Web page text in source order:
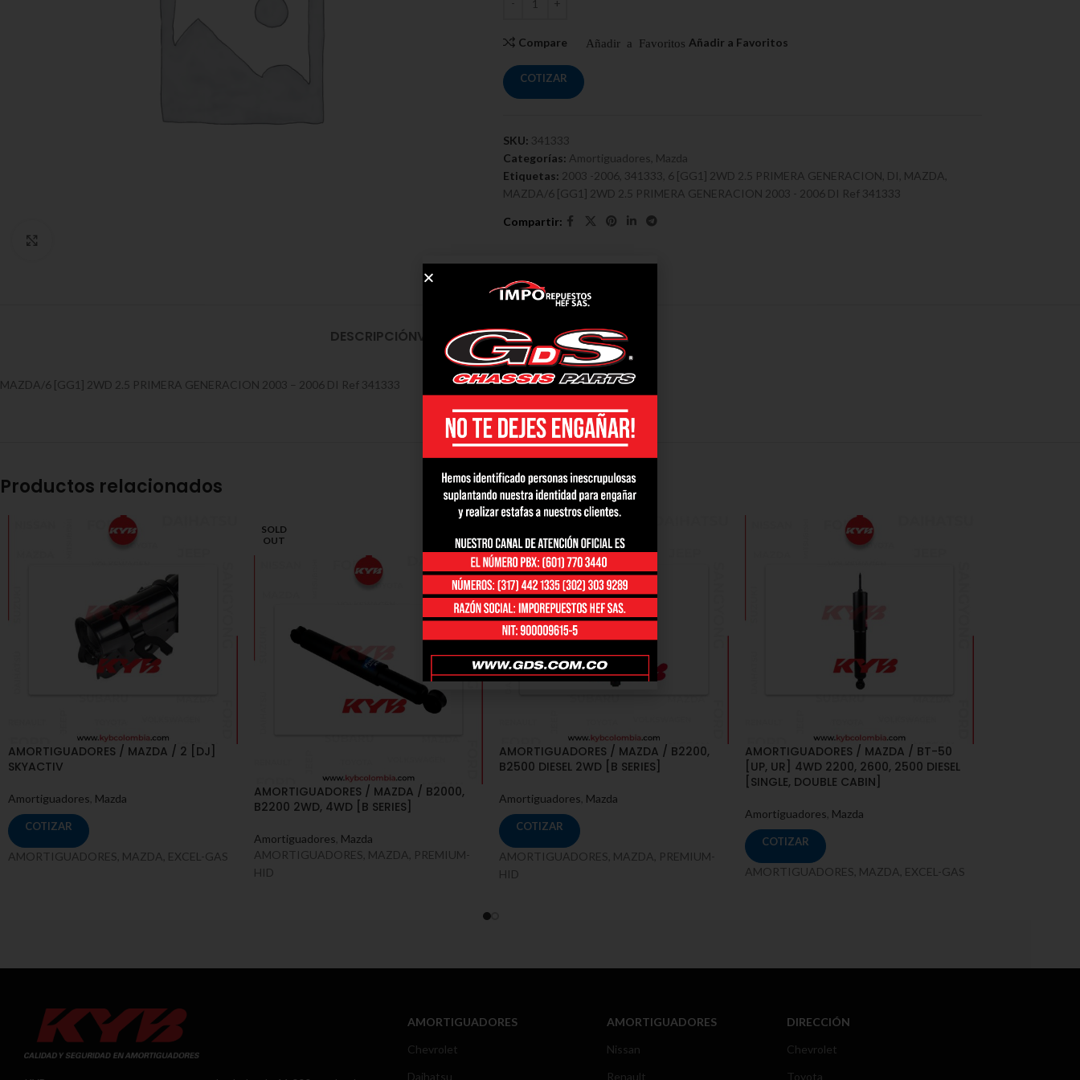
Compare
COTIZAR
SKU: 341333
Categorías: Amortiguadores Mazda
Etiquetas: 2003 -2006, 341333 6 [GG1] 2WD 2.5 PRIMERA GENERACION DI MAZDA
MAZDA/6 [GG1] 2WD 2.5 PRIMERA GENERACION 2003 - 2006 DI Ref 341333
DESCRIPCIÓNVALORACIONES (0) ENVÍO Y ENTREGA
MAZDA/6 [GG1] 2WD 2.5 PRIMERA GENERACION 2003 – 2006 DI Ref 341333
Productos relacionados
AMORTIGUADORES / MAZDA / 2 [DJ]
SKYACTIV
Amortiguadores, Mazda
COTIZAR
AMORTIGUADORES, MAZDA, EXCEL-GAS
SOLD
OUT
AMORTIGUADORES / MAZDA / B2000,
B2200 2WD, 4WD [B SERIES]
Amortiguadores, Mazda
AMORTIGUADORES, MAZDA, PREMIUM-
HID
AMORTIGUADORES / MAZDA / B2200,
B2500 DIESEL 2WD [B SERIES]
Amortiguadores, Mazda
COTIZAR
AMORTIGUADORES, MAZDA, PREMIUM-
HID
AMORTIGUADORES / MAZDA / BT-50
[UP, UR] 4WD 2200, 2600, 2500 DIESEL
[SINGLE, DOUBLE CABIN]
Amortiguadores, Mazda
COTIZAR
AMORTIGUADORES, MAZDA, EXCEL-GAS
AMORTIGUADORES
Chevrolet
Daihatsu
AMORTIGUADORES
Nissan
Renault
DIRECCIÓN
Chevrolet
Toyota